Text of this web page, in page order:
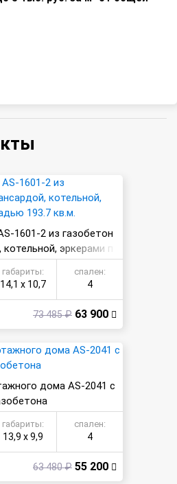
1601-2 из газобетон
эркерами п
кв.м.
габариты:
14,1 х 10,7
спален:
4
73 485 ₽ 63 900
дома AS-2041 с
габариты:
13,9 х 9,9
спален:
4
63 480 ₽ 55 200